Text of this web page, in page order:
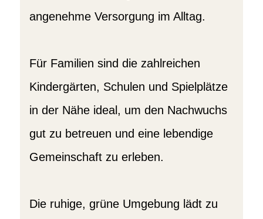
angenehme Versorgung im Alltag.
Für Familien sind die zahlreichen
Kindergärten, Schulen und Spielplätze
in der Nähe ideal, um den Nachwuchs
gut zu betreuen und eine lebendige
Gemeinschaft zu erleben.
Die ruhige, grüne Umgebung lädt zu